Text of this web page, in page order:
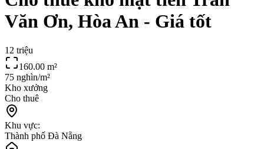
Văn Ơn, Hòa An - Giá tốt
12 triệu
160.00 m²
75 nghìn/m²
Kho xưởng
Cho thuê
Khu vực:
Thành phố Đà Nẵng